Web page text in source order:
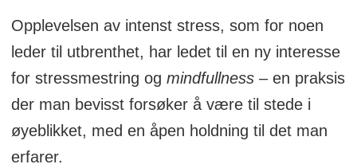
Opplevelsen av intenst stress, som for noen
leder til utbrenthet, har ledet til en ny interesse
for stressmestring og mindfullness – en praksis
der man bevisst forsøker å være til stede i
øyeblikket, med en åpen holdning til det man
erfarer.